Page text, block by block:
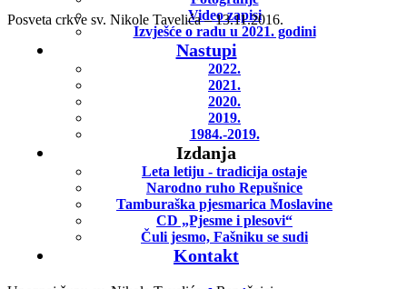
Video zapisi
Izvješće o radu u 2021. godini
Nastupi
2022.
2021.
2020.
2019.
1984.-2019.
Izdanja
Leta letiju - tradicija ostaje
Narodno ruho Repušnice
Tamburaška pjesmarica Moslavine
CD „Pjesme i plesovi“
Čuli jesmo, Fašniku se sudi
Kontakt
Posveta crkve sv. Nikole Tavelića – 13.11.2016.